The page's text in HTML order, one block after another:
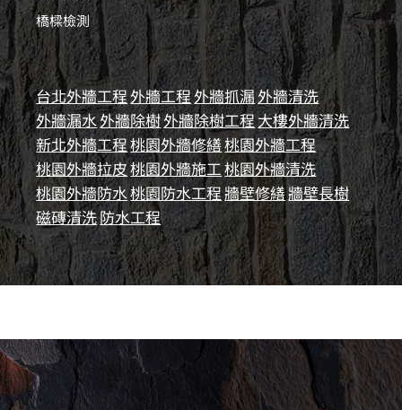
橋樑檢測
台北外牆工程外牆工程外牆抓漏 外牆清洗
外牆漏水外牆除樹外牆除樹工程大樓外牆清洗
新北外牆工程 桃園外牆修繕桃園外牆工程
桃園外牆拉皮桃園外牆施工桃園外牆清洗
桃園外牆防水 桃園防水工程牆壁修繕牆壁長樹
磁磚清洗 防水工程